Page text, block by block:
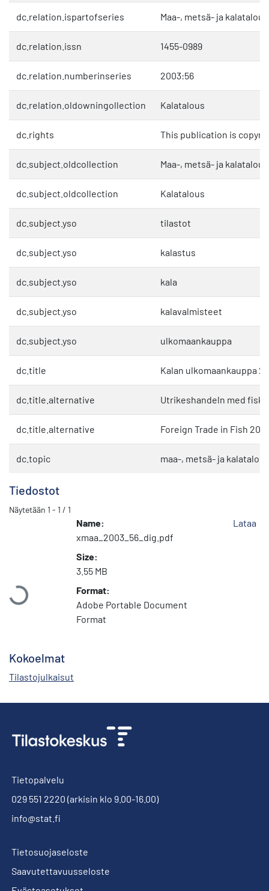
dc.relation.ispartofseries Maa-, metsä- ja kalatalous
dc.relation.issn 1455-0989
dc.relation.numberinseries 2003:56
dc.relation.oldowningollection Kalatalous
dc.rights This publication is
dc.subject.oldcollection Maa-, metsä- ja kalatalous
dc.subject.oldcollection Kalatalous
dc.subject.yso tilastot
dc.subject.yso kalastus
dc.subject.yso kala
dc.subject.yso kalavalmisteet
dc.subject.yso ulkomaankauppa
dc.title Kalan ulkomaankauppa
dc.title.alternative Utrikeshandeln med fisk
dc.title.alternative Foreign Trade in Fish
dc.topic maa-, metsä- ja kalatalous
Tiedostot
Näytetään 1 - 1 / 1
Ladataan...
Name:
xmaa_2003_56_dig.pdf
Size:
3.55 MB
Format:
Adobe Portable Document
Format
Lataa
Kokoelmat
Tilastojulkaisut
Tietopalvelu
029 551 2220 (arkisin klo 9.00-16.00)
info@stat.fi
Tietosuojaseloste
Saavutettavuusseloste